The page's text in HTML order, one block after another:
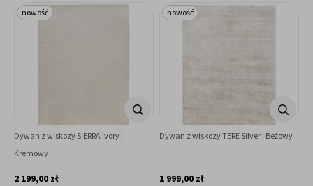
Dywan z wiskozy SIERRA Ivory |
Kremowy
2 199,00 zł
nowość
Dywan z wiskozy TERE Silver | Beżowy
1 999,00 zł
nowość